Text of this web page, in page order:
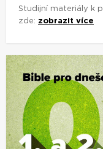
Studijní materiály k
zde: zobrazit více